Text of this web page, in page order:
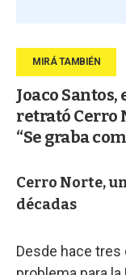
Joaco
retrató Cerro
“Se graba
Cerro Norte,
décadas
Desde hace tres